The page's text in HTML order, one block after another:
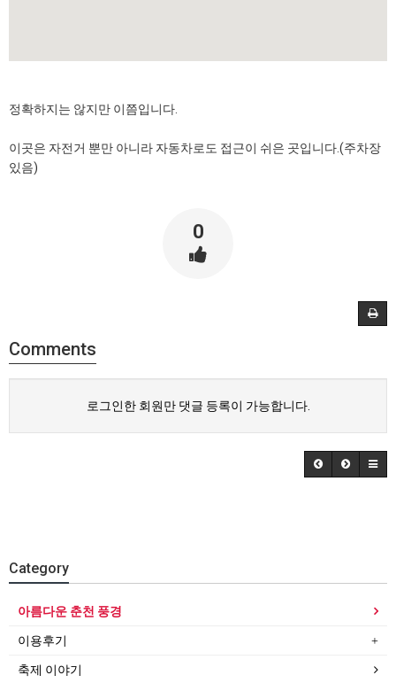
정확하지는 않지만 이쯤입니다.
이곳은 자전거 뿐만 아니라 자동차로도 접근이 쉬은 곳입니다.(주차장
있음)
0
Comments
로그인한 회원만 댓글 등록이 가능합니다.
Category
아름다운 춘천 풍경
이용후기
축제 이야기